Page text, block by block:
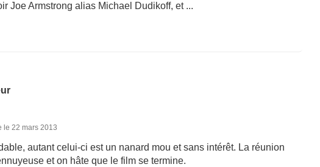
Joe Armstrong alias Michael Dudikoff, et ...
le 22 mars 2013
autant celui-ci est un nanard mou et sans intérêt. La réunion
et on hâte que le film se termine.